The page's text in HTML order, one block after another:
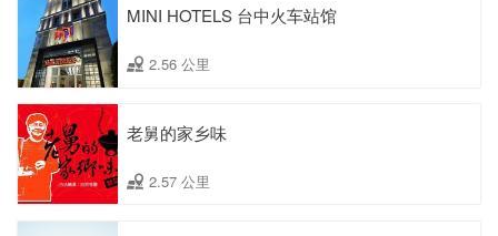
MINI HOTELS 台中火车站馆
2.56 公里
老舅的家乡味
2.57 公里